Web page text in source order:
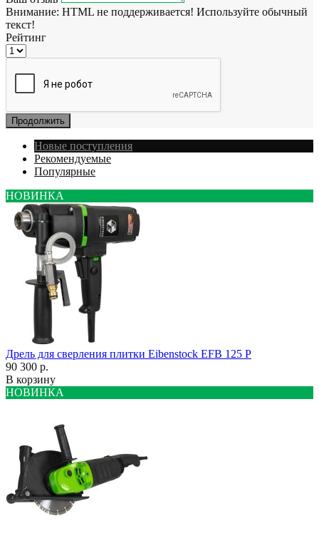
Внимание: HTML не поддерживается! Используйте обычный
текст!
Рейтинг
Продолжить
Новые поступления
Рекомендуемые
Популярные
НОВИНКА
Дрель для сверления плитки Eibenstock EFB 125 P
90 300 р.
В корзину
НОВИНКА